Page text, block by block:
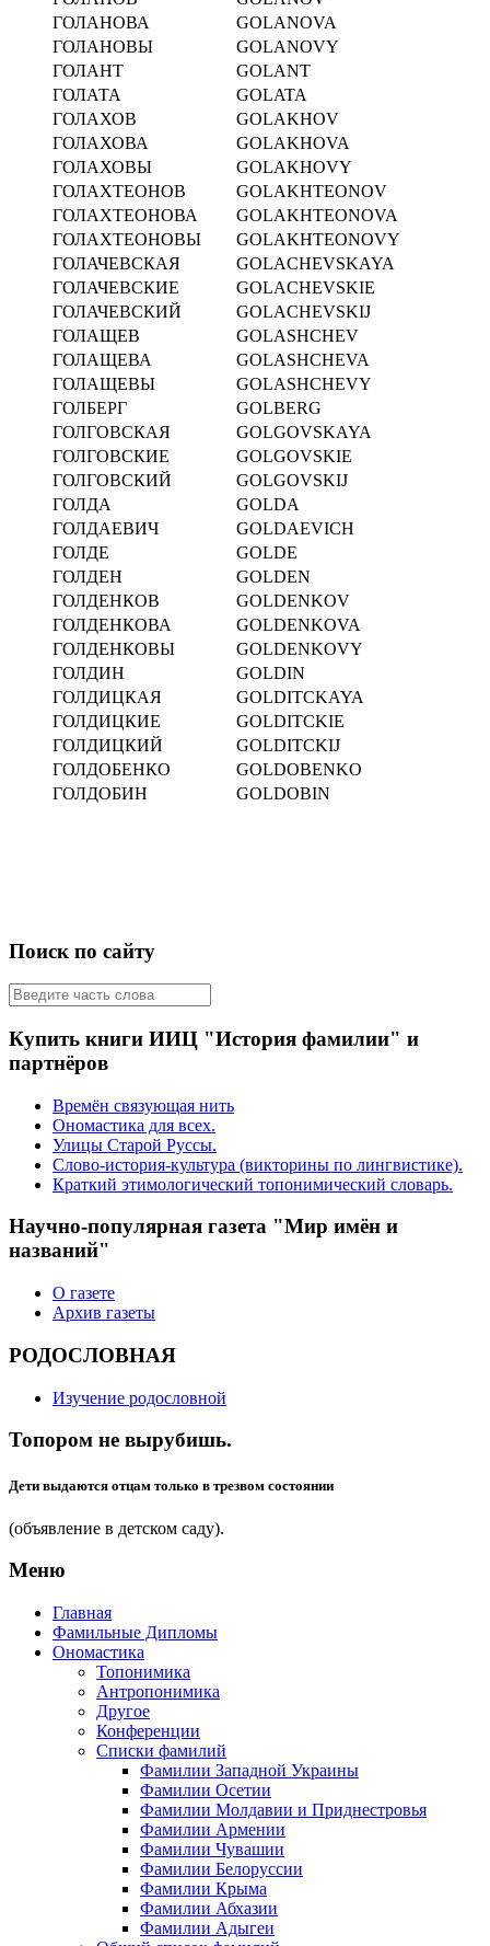
ГОЛАНОВА
GOLANOVA
ГОЛАНОВЫ
GOLANOVY
ГОЛАНТ
GOLANT
ГОЛАТА
GOLATA
ГОЛАХОВ
GOLAKHOV
ГОЛАХОВА
GOLAKHOVA
ГОЛАХОВЫ
GOLAKHOVY
ГОЛАХТЕОНОВ
GOLAKHTEONOV
ГОЛАХТЕОНОВА
GOLAKHTEONOVA
ГОЛАХТЕОНОВЫ
GOLAKHTEONOVY
ГОЛАЧЕВСКАЯ
GOLACHEVSKAYA
ГОЛАЧЕВСКИЕ
GOLACHEVSKIE
ГОЛАЧЕВСКИЙ
GOLACHEVSKIJ
ГОЛАЩЕВ
GOLASHCHEV
ГОЛАЩЕВА
GOLASHCHEVA
ГОЛАЩЕВЫ
GOLASHCHEVY
ГОЛБЕРГ
GOLBERG
ГОЛГОВСКАЯ
GOLGOVSKAYA
ГОЛГОВСКИЕ
GOLGOVSKIE
ГОЛГОВСКИЙ
GOLGOVSKIJ
ГОЛДА
GOLDA
ГОЛДАЕВИЧ
GOLDAEVICH
ГОЛДЕ
GOLDE
ГОЛДЕН
GOLDEN
ГОЛДЕНКОВ
GOLDENKOV
ГОЛДЕНКОВА
GOLDENKOVA
ГОЛДЕНКОВЫ
GOLDENKOVY
ГОЛДИН
GOLDIN
ГОЛДИЦКАЯ
GOLDITCKAYA
ГОЛДИЦКИЕ
GOLDITCKIE
ГОЛДИЦКИЙ
GOLDITCKIJ
ГОЛДОБЕНКО
GOLDOBENKO
ГОЛДОБИН
GOLDOBIN
Поиск по сайту
Купить книги ИИЦ "История фамилии" и
партнёров
Времён связующая нить
Ономастика для всех.
Улицы Старой Руссы.
Слово-история-культура (викторины по лингвистике).
Краткий этимологический топонимический словарь.
Научно-популярная газета "Мир имён и
названий"
О газете
Архив газеты
РОДОСЛОВНАЯ
Изучение родословной
Топором не вырубишь.
Дети выдаются отцам только в трезвом состоянии
(объявление в детском саду).
Меню
Главная
Фамильные Дипломы
Ономастика
Топонимика
Антропонимика
Другое
Конференции
Списки фамилий
Фамилии Западной Украины
Фамилии Осетии
Фамилии Молдавии и Приднестровья
Фамилии Армении
Фамилии Чувашии
Фамилии Белоруссии
Фамилии Крыма
Фамилии Абхазии
Фамилии Адыгеи